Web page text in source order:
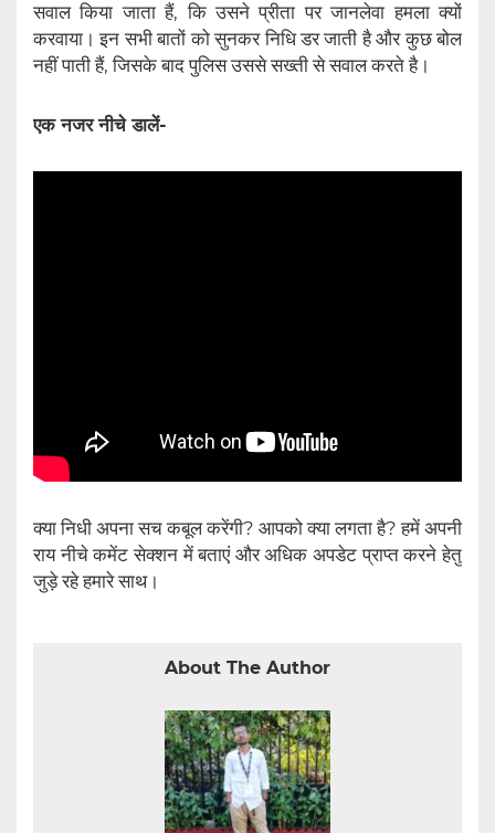
सवाल किया जाता हैं, कि उसने प्रीता पर जानलेवा हमला क्यों
करवाया। इन सभी बातों को सुनकर निधि डर जाती है और कुछ बोल
नहीं पाती हैं, जिसके बाद पुलिस उससे सख्ती से सवाल करते है।
एक नजर नीचे डालें-
क्या निधी अपना सच कबूल करेंगी? आपको क्या लगता है? हमें अपनी
राय नीचे कमेंट सेक्शन में बताएं और अधिक अपडेट प्राप्त करने हेतु
जुड़े रहे हमारे साथ।
About The Author